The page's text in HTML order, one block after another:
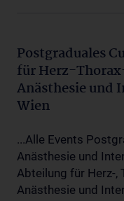
Postgraduales
für Herz-
Anästhesie und
Wien
...Alle Events
Anästhesie und
Abteilung für Herz-,
Anästhesie und